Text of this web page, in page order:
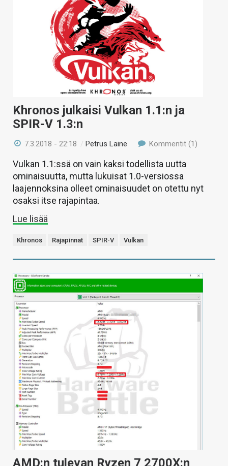
Khronos julkaisi Vulkan 1.1:n ja
SPIR-V 1.3:n
7.3.2018 - 22:18 /Petrus Laine Kommentit (1)
Vulkan 1.1:ssä on vain kaksi todellista uutta
ominaisuutta, mutta lukuisat 1.0-versiossa
laajennoksina olleet ominaisuudet on otettu nyt
osaksi itse rajapintaa.
Lue lisää
Khronos Rajapinnat SPIR-V Vulkan